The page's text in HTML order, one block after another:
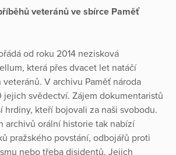
veteránů ve sbírce Paměť
od roku 2014 nezisková
která přes dvacet let natáčí
V archivu Paměť národa
jejich svědectví. Zájem dokumentaristů
hrdiny, kteří bojovali za naši svobodu.
archivů orální historie tak nabízí
pražského povstání, odbojářů proti
nebo třeba disidentů. Jejich